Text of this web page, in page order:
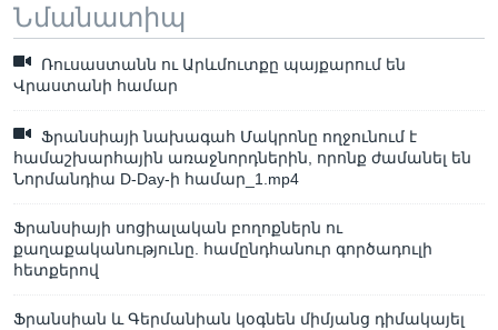
Նմանատիպ
Ռուսաստանն ու Արևմուտքը պայքարում են
Վրաստանի համար
Ֆրանսիայի նախագահ Մակրոնը ողջունում է
համաշխարհային առաջնորդներին, որոնք ժամանել են
Նորմանդիա D-Day-ի համար_1.mp4
Ֆրանսիայի սոցիալական բողոքներն ու
քաղաքականությունը. համընդհանուր գործադուլի
հետքերով
Ֆրանսիան և Գերմանիան կօգնեն միմյանց դիմակայել